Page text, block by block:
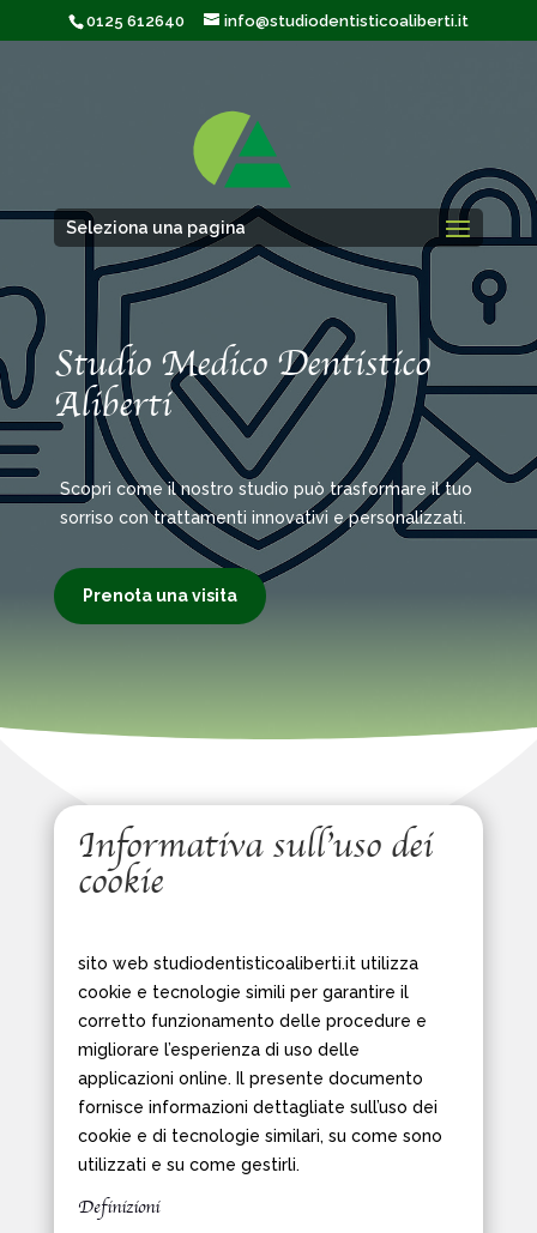
0125 612640 info@studiodentisticoaliberti.it
Seleziona una pagina
Studio Medico Dentistico
Aliberti
Scopri come il nostro studio può trasformare il tuo
sorriso con trattamenti innovativi e personalizzati.
Prenota una visita
Informativa sull’uso dei
cookie
sito web studiodentisticoaliberti.it utilizza
cookie e tecnologie simili per garantire il
corretto funzionamento delle procedure e
migliorare l’esperienza di uso delle
applicazioni online. Il presente documento
fornisce informazioni dettagliate sull’uso dei
cookie e di tecnologie similari, su come sono
utilizzati e su come gestirli.
Definizioni